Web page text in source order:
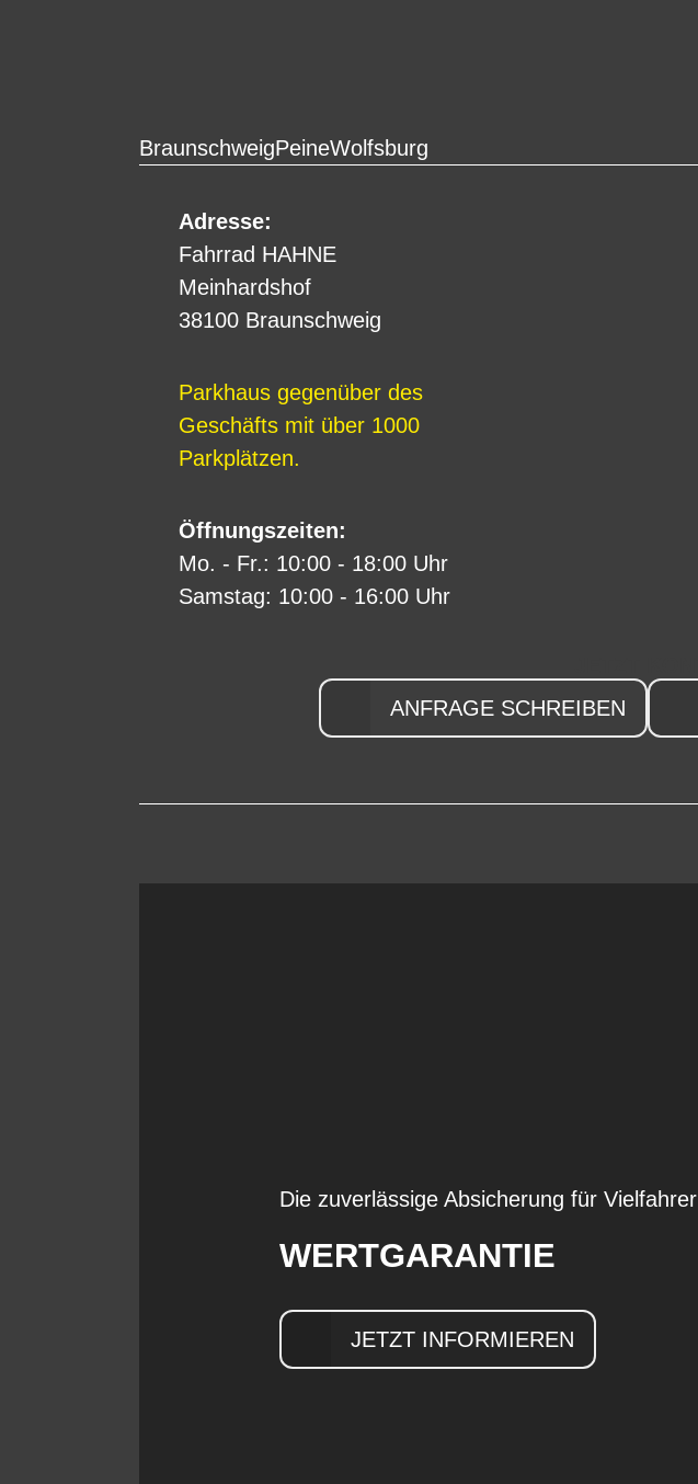
BraunschweigPeineWolfsburg
Adresse:
Fahrrad HAHNE
Meinhardshof
38100 Braunschweig
Parkhaus gegenüber des
Geschäfts mit über 1000
Parkplätzen.
Öffnungszeiten:
Mo. - Fr.: 10:00 - 18:00 Uhr
Samstag: 10:00 - 16:00 Uhr
ANFRAGE SCHREIBEN
Die zuverlässige Absicherung für Vielfahrer
WERTGARANTIE
JETZT INFORMIEREN